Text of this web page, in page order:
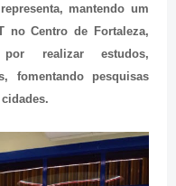
mantendo um
no Centro de Fortaleza,
realizar estudos,
fomentando pesquisas